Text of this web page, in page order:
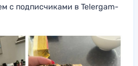
с подписчиками в Telergam-